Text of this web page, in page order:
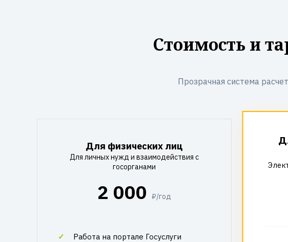
Стоимость и
Прозрачная система
Для физических лиц
Для личных нужд и взаимодействия с
госорганами
2 000 ₽/год
Работа на портале Госуслуги